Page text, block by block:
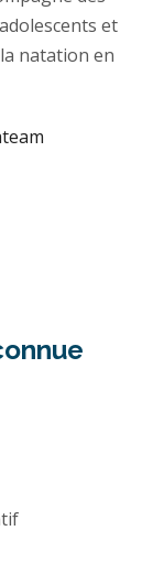
et
natation en